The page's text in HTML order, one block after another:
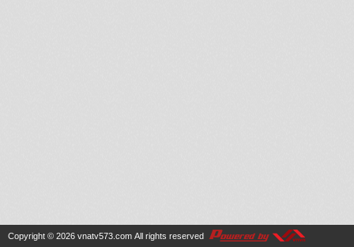
Copyright © 2026 vnatv573.com All rights reserved